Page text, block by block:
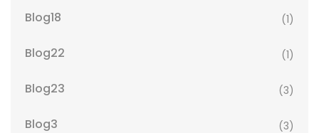
Blog18 (1)
Blog22 (1)
Blog23 (3)
Blog3 (3)